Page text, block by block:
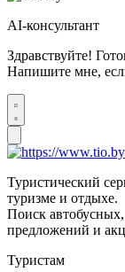
AI-консультант
Здравствуйте!
Напишите мне,
Туристический
туризме и отдыхе.
Поиск
предложений и
Туристам